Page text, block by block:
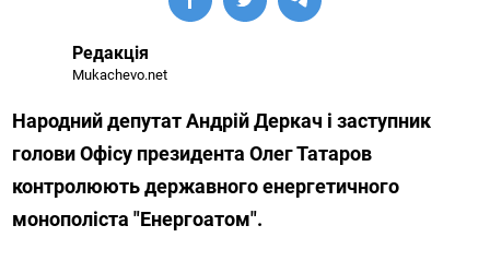
Редакція
Mukachevo.net
Народний депутат Андрій Деркач і заступник
голови Офісу президента Олег Татаров
контролюють державного енергетичного
монополіста "Енергоатом".